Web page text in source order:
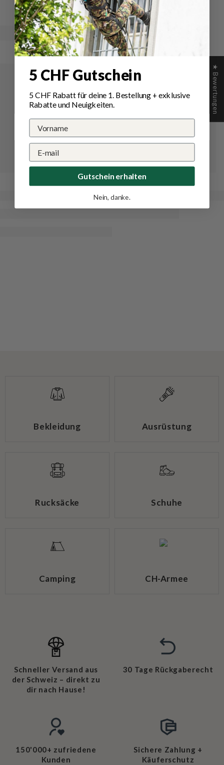
Bewertung stellen
Bekleidung Ausrüstung
Rucksäcke Schuhe
Camping CH-Armee
Schneller Versand aus
der Schweiz – direkt zu
dir nach Hause!
30 Tage Rückgaberecht
150'000+ zufriedene
Kunden
Sichere Zahlung +
Käuferschutz
★ Bewertungen
5 CHF Gutschein
5 CHF Rabatt für deine 1. Bestellung+ exklusive
Rabatte und Neuigkeiten.
Gutschein erhalten
Nein, danke.